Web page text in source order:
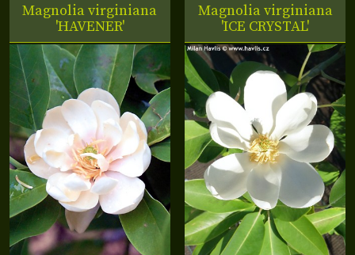
Magnolia virginiana
'HAVENER'
Magnolia virginiana
'ICE CRYSTAL'